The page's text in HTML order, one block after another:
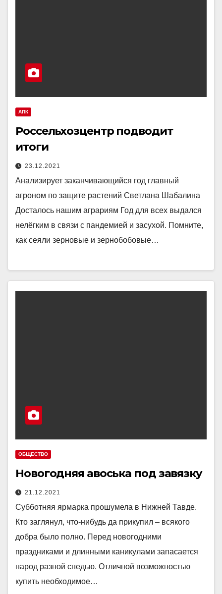
АПК
Россельхозцентр подводит
итоги
23.12.2021
Анализирует заканчивающийся год главный
агроном по защите растений Светлана Шабалина
Досталось нашим аграриям Год для всех выдался
нелёгким в связи с пандемией и засухой. Помните,
как сеяли зерновые и зернобобовые…
ОБЩЕСТВО
Новогодняя авоська под завязку
21.12.2021
Субботняя ярмарка прошумела в Нижней Тавде.
Кто заглянул, что-нибудь да прикупил – всякого
добра было полно. Перед новогодними
праздниками и длинными каникулами запасается
народ разной снедью. Отличной возможностью
купить необходимое…